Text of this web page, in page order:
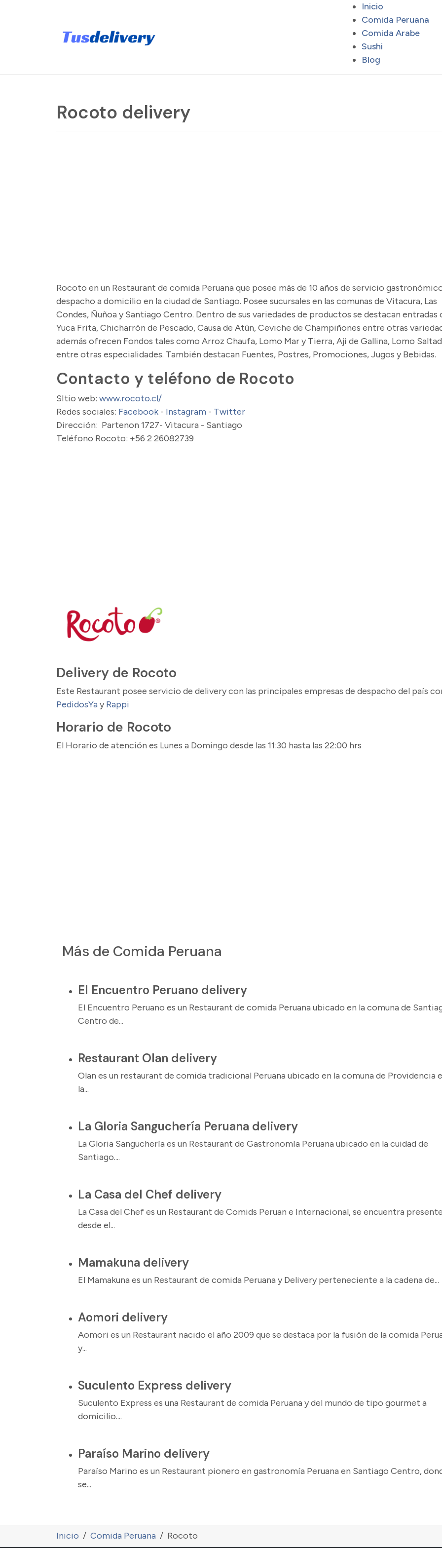
Inicio
Comida Peruana
Comida Arabe
Sushi
Blog
Rocoto delivery
Rocoto en un Restaurant de comida Peruana que posee más de 10 años de servicio
despacho a domicilio en la ciudad de Santiago. Posee sucursales en las comunas de Vitacura, Las
Condes, Ñuñoa y Santiago Centro. Dentro de sus variedades de productos se destacan entradas
Yuca Frita, Chicharrón de Pescado, Causa de Atún, Ceviche de Champiñones entre otras
además ofrecen Fondos tales como Arroz Chaufa, Lomo Mar y Tierra, Aji de Gallina, Lomo
entre otras especialidades. También destacan Fuentes, Postres, Promociones, Jugos y Bebidas.
Contacto y teléfono de Rocoto
SItio web: www.rocoto.cl/
Redes sociales: Facebook - Instagram - Twitter
Dirección: Partenon 1727- Vitacura - Santiago
Teléfono Rocoto: +56 2 26082739
Delivery de Rocoto
Este Restaurant posee servicio de delivery con las principales empresas de despacho del país
PedidosYay Rappi
Horario de Rocoto
El Horario de atención es Lunes a Domingo desde las 11:30 hasta las 22:00 hrs
Más de Comida Peruana
El Encuentro Peruano delivery
El Encuentro Peruano es un Restaurant de comida Peruana ubicado en la comuna de
Centro de...
Restaurant Olan delivery
Olan es un restaurant de comida tradicional Peruana ubicado en la comuna de Providencia
la...
La Gloria Sanguchería Peruana delivery
La Gloria Sanguchería es un Restaurant de Gastronomía Peruana ubicado en la cuidad de
Santiago....
La Casa del Chef delivery
La Casa del Chef es un Restaurant de Comids Peruan e Internacional, se encuentra
desde el...
Mamakuna delivery
El Mamakuna es un Restaurant de comida Peruana y Delivery perteneciente a la cadena de...
Aomori delivery
Aomori es un Restaurant nacido el año 2009 que se destaca por la fusión de la comida
y...
Suculento Express delivery
Suculento Express es una Restaurant de comida Peruana y del mundo de tipo gourmet a
domicilio....
Paraíso Marino delivery
Paraíso Marino es un Restaurant pionero en gastronomía Peruana en Santiago Centro,
se...
Inicio Comida Peruana Rocoto